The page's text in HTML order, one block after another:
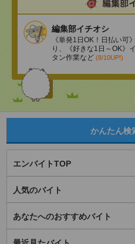
編集部イチオシ
《単発1日OK！日払い可
り、《好きな1日～OK》
タン作業など (8/10UP!)
かんたん検
エンバイトTOP
人気のバイト
あなたへのおすすめバイト